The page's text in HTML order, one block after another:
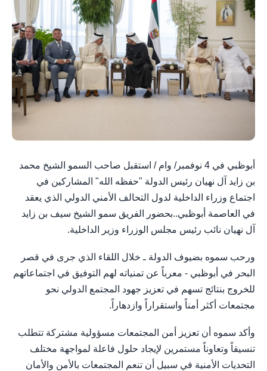
أبوظبي في 4 نوفمبر/ وام / استقبل صاحب السمو الشيخ محمد
بن زايد آل نهيان رئيس الدولة "حفظه الله" المشاركين في
اجتماع وزراء الداخلية لدول التحالف الأمني الدولي الذي يعقد
في العاصمة أبوظبي..بحضور الفريق سمو الشيخ سيف بن زايد
آل نهيان نائب رئيس مجلس الوزراء وزير الداخلية.
ورحب سموه بضيوف الدولة ـ خلال اللقاء الذي جرى في قصر
البحر في أبوظبي - معرباً عن تمنياته لهم التوفيق في اجتماعاتهم
للخروج بنتائج تسهم في تعزيز جهود المجتمع الدولي نحو
مجتمعات أكثر أمناً واستقراراً وازدهاراً.
وأكد سموه أن تعزيز أمن المجتمعات مسؤولية مشتركة تتطلب
تنسيقاً وتعاوناً مستمرين لإيجاد حلول فاعلة لمواجهة مختلف
التحديات الأمنية في سبيل أن تنعم المجتمعات بالأمن والأمان